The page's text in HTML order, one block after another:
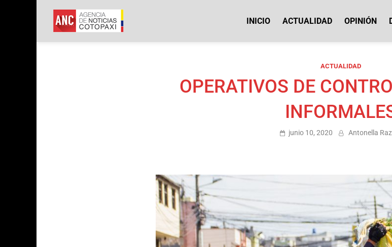
Agencia de Noticias Cotopaxi
INICIO ACTUALIDAD OPINIÓN
ACTUALIDAD
OPERATIVOS DE
junio 10, 2020 Antonella